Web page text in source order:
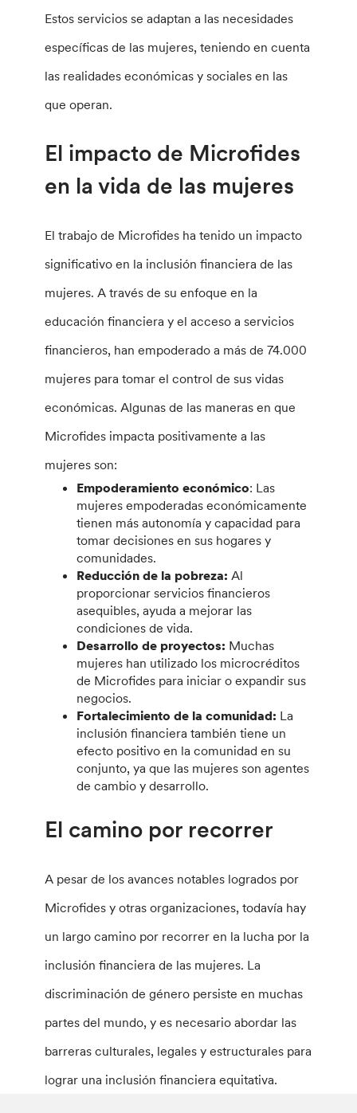
Estos servicios se adaptan a las necesidades
específicas de las mujeres, teniendo en cuenta
las realidades económicas y sociales en las
que operan.
El impacto de Microfides
en la vida de las mujeres
El trabajo de Microfides ha tenido un impacto
significativo en la inclusión financiera de las
mujeres. A través de su enfoque en la
educación financiera y el acceso a servicios
financieros, han empoderado a más de 74.000
mujeres para tomar el control de sus vidas
económicas. Algunas de las maneras en que
Microfides impacta positivamente a las
mujeres son:
Empoderamiento económico: Las
mujeres empoderadas económicamente
tienen más autonomía y capacidad para
tomar decisiones en sus hogares y
comunidades.
Reducción de la pobreza:Al
proporcionar servicios financieros
asequibles, ayuda a mejorar las
condiciones de vida.
Desarrollo de proyectos: Muchas
mujeres han utilizado los microcréditos
de Microfides para iniciar o expandir sus
negocios.
Fortalecimiento de la comunidad: La
inclusión financiera también tiene un
efecto positivo en la comunidad en su
conjunto, ya que las mujeres son agentes
de cambio y desarrollo.
El camino por recorrer
A pesar de los avances notables logrados por
Microfides y otras organizaciones, todavía hay
un largo camino por recorrer en la lucha por la
inclusión financiera de las mujeres. La
discriminación de género persiste en muchas
partes del mundo, y es necesario abordar las
barreras culturales, legales y estructurales para
lograr una inclusión financiera equitativa.